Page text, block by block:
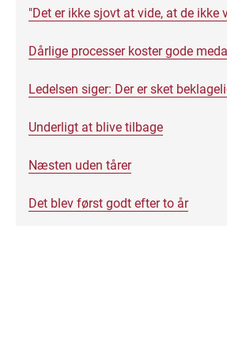
"Det er ikke sjovt at vide, at de ikke
Dårlige processer koster gode
Ledelsen siger: Der er sket
Underligt at blive tilbage
Næsten uden tårer
Det blev først godt efter to år